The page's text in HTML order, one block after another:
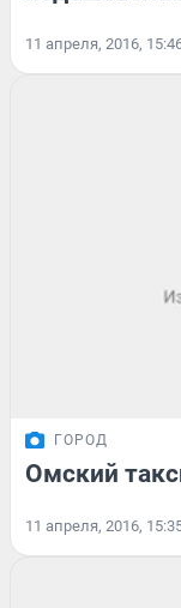
11 апреля, 2016,
ГОРОД
Омский
11 апреля, 2016,